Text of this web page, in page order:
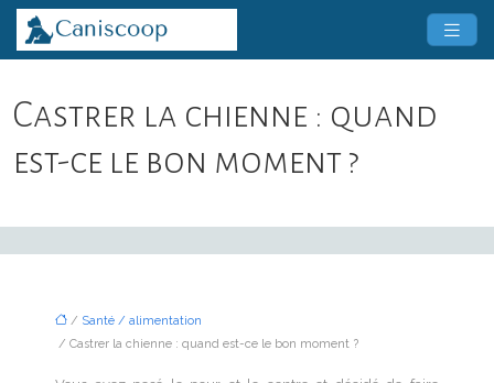
Castrer la chienne : quand
est-ce le bon moment ?
/ Santé / alimentation
/ Castrer la chienne : quand est-ce le bon moment ?